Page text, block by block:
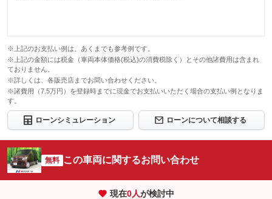
※上記のお支払い例は、あくまでも参考例です。
※上記の金額には税金（車両本体価格(税込)の消費税除く）とその他諸費用は含まれ
ておりません。
※詳しくは、各販売店までお問い合わせください。
※諸費用（7.5万円）を登録時までに現金でお支払いいただく場合の支払い例となりま
す。
ローンシミュレーション ローンについて相談する
無料 この車両に関するお問い合わせ
現在0人が検討中